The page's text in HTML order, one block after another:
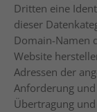
Dritten eine
dieser
Domain-Namen
Website
Adressen der
Anforderung
Übertragung